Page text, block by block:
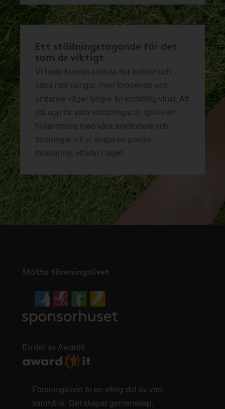
Ett ställningstagande för det
som är viktigt
Vi hade kunnat ansluta fler butiker och
tjäna mer pengar, men förtroende och
omtanke väger tyngre än kortsiktig vinst. Att
stå upp för våra värderingar är självklart –
tillsammans med våra användare och
föreningar vill vi skapa en positiv
förändring, ett köp i taget.
Stötta föreningslivet
En del av AwardIt
Föreningslivet är en viktig del av vårt
samhälle. Det skapar gemenskap,